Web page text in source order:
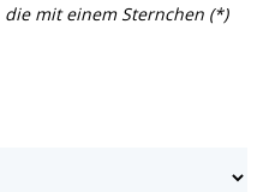
mit einem Sternchen (*)